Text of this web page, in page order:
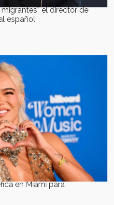
el director de
español
en Miami para